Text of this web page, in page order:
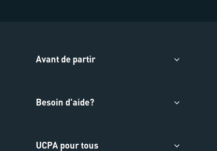
Avant de partir
Besoin d'aide?
UCPA pour tous